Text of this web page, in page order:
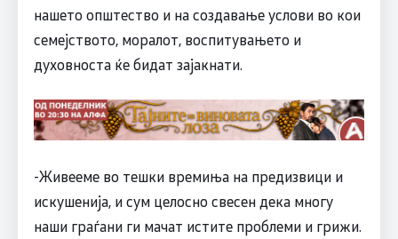
нашето општество и на создавање услови во кои
семејството, моралот, воспитувањето и
духовноста ќе бидат зајакнати.
-Живееме во тешки времиња на предизвици и
искушенија, и сум целосно свесен дека многу
наши граѓани ги мачат истите проблеми и грижи.